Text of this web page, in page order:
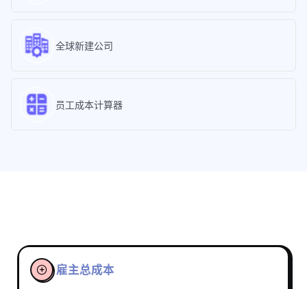
全球新建公司
员工成本计算器

雇主总成本